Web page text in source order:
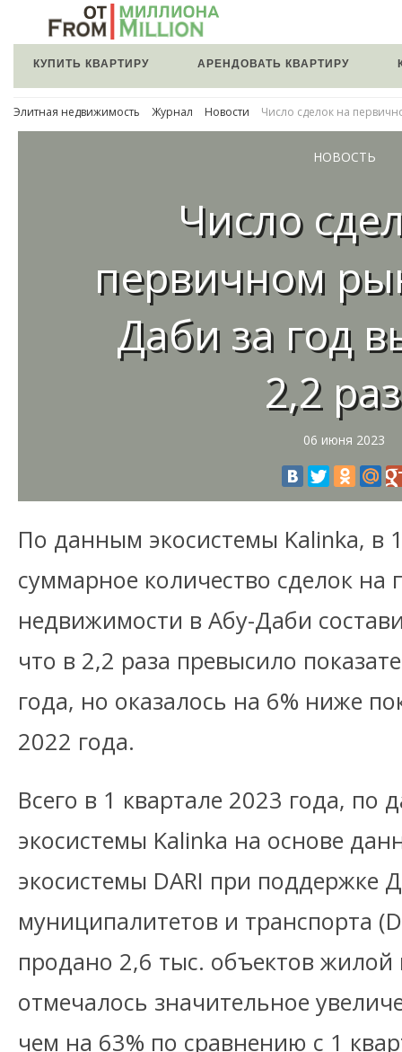
КУПИТЬ КВАРТИРУ АРЕНДОВАТЬ КВАРТИРУ
Элитная недвижимость Журнал Новости Число сделок на
НОВОСТЬ
Число
первичном
Даби за год
2,2
06 июня 2023
По данным экосистемы Kalinka, в
суммарное количество сделок
недвижимости в Абу-Даби
что в 2,2 раза превысило
года, но оказалось на 6% ниже
2022 года.
Всего в 1 квартале 2023 года, по
экосистемы Kalinka на основе
экосистемы DARI при поддержке
муниципалитетов и транспорта
продано 2,6 тыс. объектов
отмечалось значительное
чем на 63% по сравнению с 1